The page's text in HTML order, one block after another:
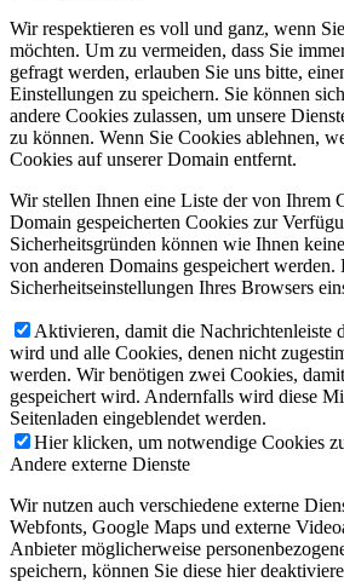
Wir respektieren es voll und ganz, wenn
möchten. Um zu vermeiden, dass Sie
gefragt werden, erlauben Sie uns bitte,
Einstellungen zu speichern. Sie können
andere Cookies zulassen, um unsere
zu können. Wenn Sie Cookies ablehnen,
Cookies auf unserer Domain entfernt.
Wir stellen Ihnen eine Liste der von Ihrem
Domain gespeicherten Cookies zur
Sicherheitsgründen können wie Ihnen
von anderen Domains gespeichert werden.
Sicherheitseinstellungen Ihres Browsers
Aktivieren, damit die Nachrichtenleiste
wird und alle Cookies, denen nicht
werden. Wir benötigen zwei Cookies,
gespeichert wird. Andernfalls wird diese
Seitenladen eingeblendet werden.
Hier klicken, um notwendige Cookies
Andere externe Dienste
Wir nutzen auch verschiedene externe
Webfonts, Google Maps und externe
Anbieter möglicherweise
speichern, können Sie diese hier